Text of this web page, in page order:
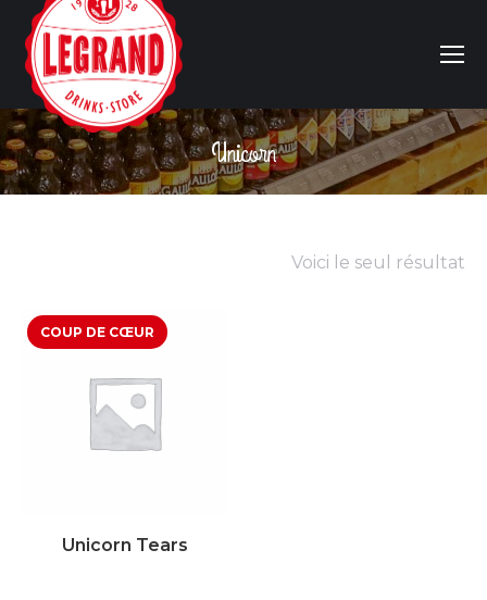
Unicorn
Vous êtes ici :
Voici le seul résultat
Unicorn Tears